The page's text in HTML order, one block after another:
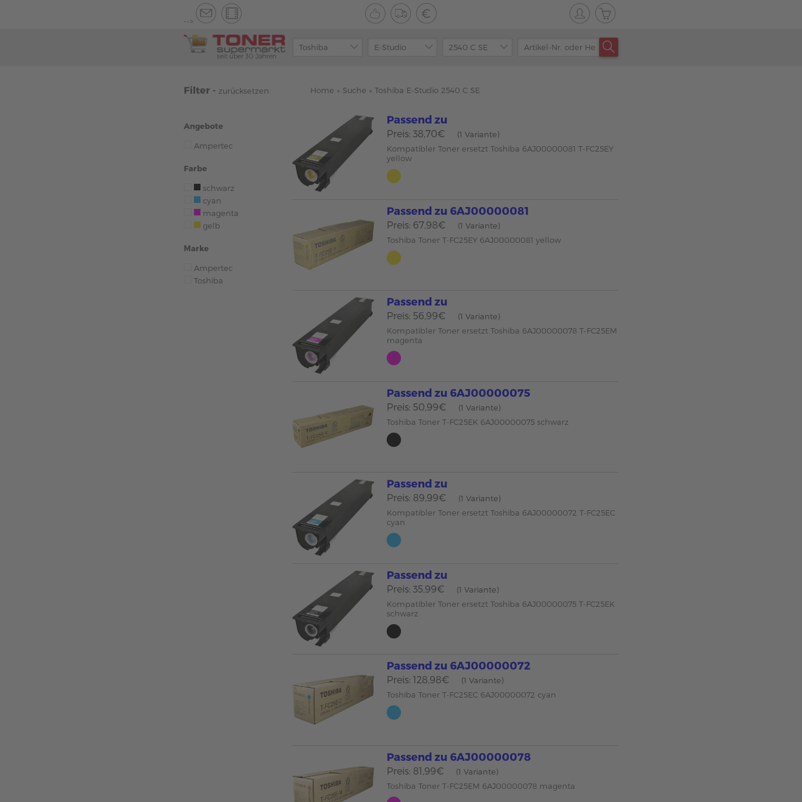
-->
seit über 30 Jahren
Filter - zurücksetzen
Angebote
Ampertec
Farbe
schwarz
cyan
magenta
gelb
Marke
Ampertec
Toshiba
Home » Suche » Toshiba E-Studio 2540 C SE
Passend zu
Preis: 38,70€
(1 Variante)
Kompatibler Toner ersetzt Toshiba 6AJ00000081 T-FC25EY
yellow
Passend zu 6AJ00000081
Preis: 67,98€
(1 Variante)
Toshiba Toner T-FC25EY 6AJ00000081 yellow
Passend zu
Preis: 56,99€
(1 Variante)
Kompatibler Toner ersetzt Toshiba 6AJ00000078 T-FC25EM
magenta
Passend zu 6AJ00000075
Preis: 50,99€
(1 Variante)
Toshiba Toner T-FC25EK 6AJ00000075 schwarz
Passend zu
Preis: 89,99€
(1 Variante)
Kompatibler Toner ersetzt Toshiba 6AJ00000072 T-FC25EC
cyan
Passend zu
Preis: 35,99€
(1 Variante)
Kompatibler Toner ersetzt Toshiba 6AJ00000075 T-FC25EK
schwarz
Passend zu 6AJ00000072
Preis: 128,98€
(1 Variante)
Toshiba Toner T-FC25EC 6AJ00000072 cyan
Passend zu 6AJ00000078
Preis: 81,99€
(1 Variante)
Toshiba Toner T-FC25EM 6AJ00000078 magenta